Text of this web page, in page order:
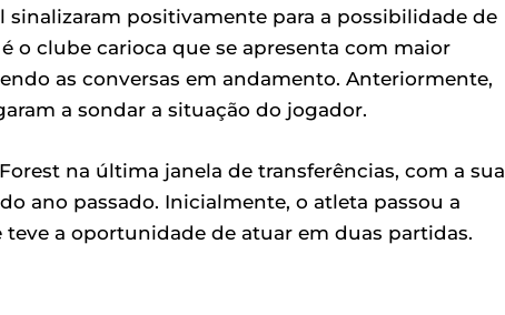
positivamente para a possibilidade de
o clube carioca que se apresenta com maior
as conversas em andamento. Anteriormente,
a sondar a situação do jogador.
na última janela de transferências, com a sua
ano passado. Inicialmente, o atleta passou a
a oportunidade de atuar em duas partidas.